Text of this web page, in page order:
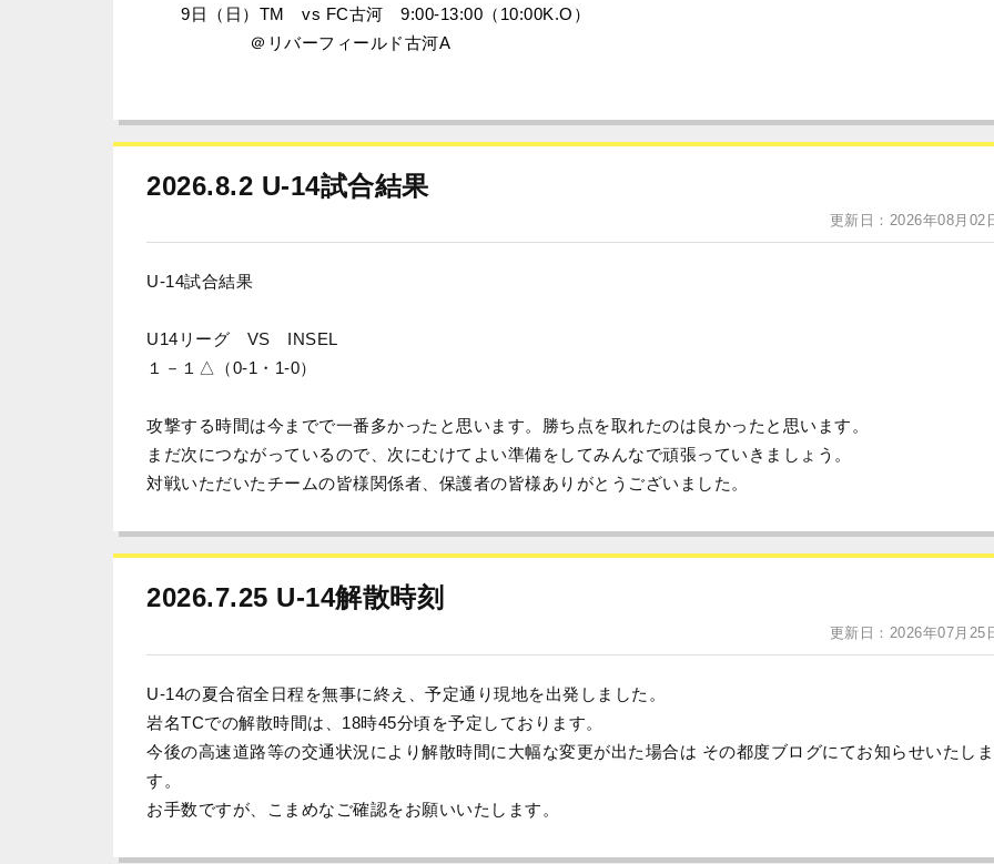
9日（日）TM vs FC古河 9:00-13:00（10:00K.O）
＠リバーフィールド古河A
2026.8.2 U-14試合結果
更新日：2026年08月02
U-14試合結果
U14リーグ VS INSEL
１－１△（0-1・1-0）
攻撃する時間は今までで一番多かったと思います。勝ち点を取れたのは良かったと思います。
まだ次につながっているので、次にむけてよい準備をしてみんなで頑張っていきましょう。
対戦いただいたチームの皆様関係者、保護者の皆様ありがとうございました。
2026.7.25 U-14解散時刻
更新日：2026年07月25
U-14の夏合宿全日程を無事に終え、予定通り現地を出発しました。
岩名TCでの解散時間は、18時45分頃を予定しております。
今後の高速道路等の交通状況により解散時間に大幅な変更が出た場合は その都度ブログにてお知らせいたしま
す。
お手数ですが、こまめなご確認をお願いいたします。